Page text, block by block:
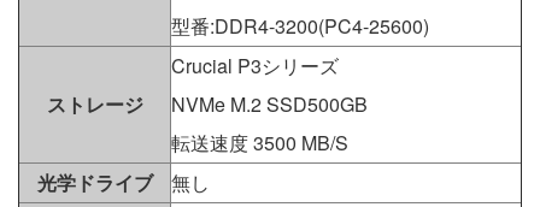
型番:DDR4-3200(PC4-25600)
ストレージ
Crucial P3シリーズ
NVMe M.2 SSD500GB
転送速度 3500 MB/S
光学ドライブ
無し